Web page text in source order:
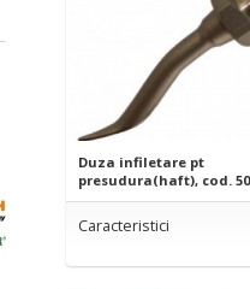
Duza infiletare pt
presudura(haft), cod.
Caracteristici